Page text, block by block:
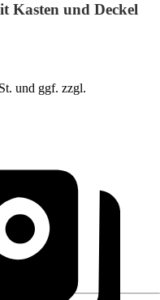
Kasten und Deckel
und ggf. zzgl.